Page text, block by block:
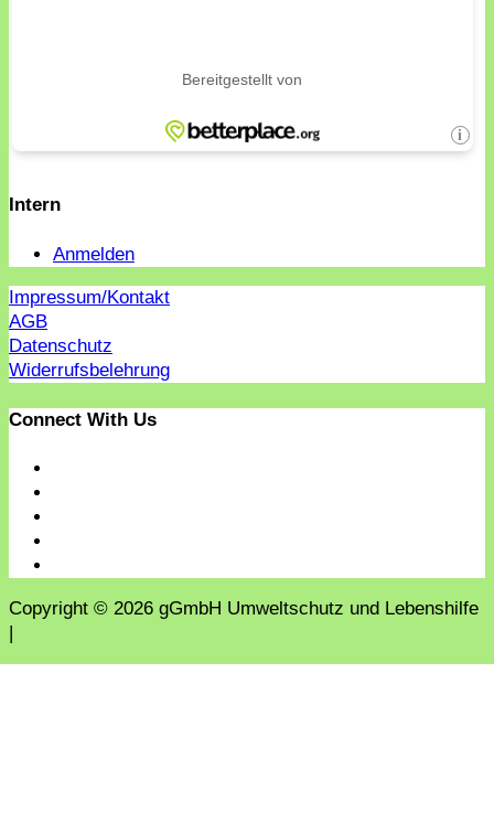
Intern
Anmelden
Impressum/Kontakt
AGB
Datenschutz
Widerrufsbelehrung
Connect With Us
Copyright © 2026 gGmbH Umweltschutz und Lebenshilfe